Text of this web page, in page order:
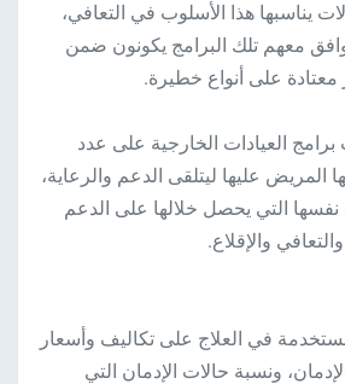
يناسبها هذا الأسلوب في التعافي،
معهم تلك البرامج يكونون ضمن
معتادة على أنواع خطيرة.
العيادات الخارجية على عدد
المريض عليها ليتلقى الدعم والرعاية،
التي يحصل خلالها على الدعم
والإقلاع.
في العلاج على تكاليف وأسعار
ونسبة حالات الإدمان التي